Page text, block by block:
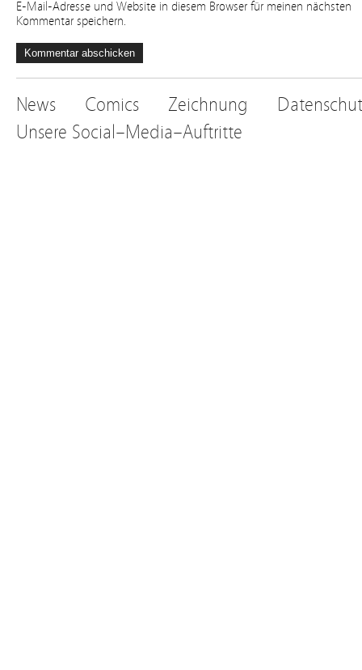
E-Mail-Adresse und Website in diesem Browser für meinen nächsten
Kommentar speichern.
News Comics Zeichnung
Unsere Social–Media–Auftritte